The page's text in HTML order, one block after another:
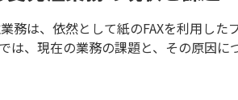
務は、依然として紙のFAXを利用し
は、現在の業務の課題と、その原因に